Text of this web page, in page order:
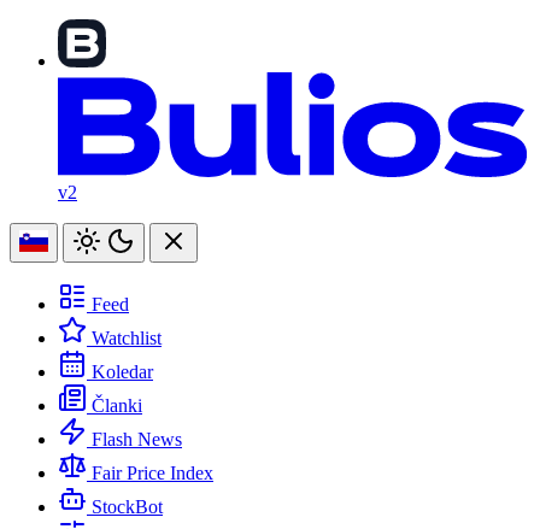
v2
Feed
Watchlist
Koledar
Članki
Flash News
Fair Price Index
StockBot